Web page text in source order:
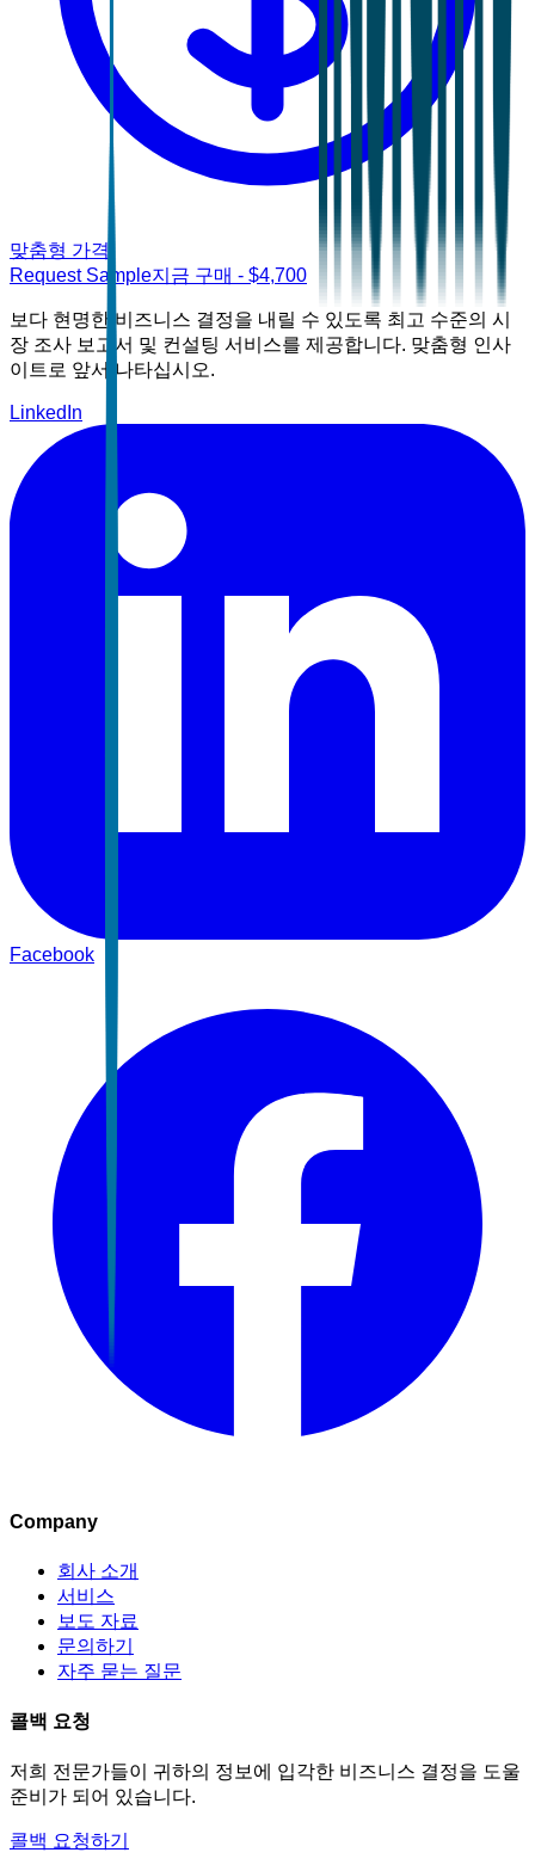
맞춤형 가격
Request Sample지금 구매 - $4,700
보다 현명한 비즈니스 결정을 내릴 수 있도록 최고 수준의 시
장 조사 보고서 및 컨설팅 서비스를 제공합니다. 맞춤형 인사
이트로 앞서 나타십시오.
LinkedIn
Facebook
Company
회사 소개
서비스
보도 자료
문의하기
자주 묻는 질문
콜백 요청
저희 전문가들이 귀하의 정보에 입각한 비즈니스 결정을 도울
준비가 되어 있습니다.
콜백 요청하기